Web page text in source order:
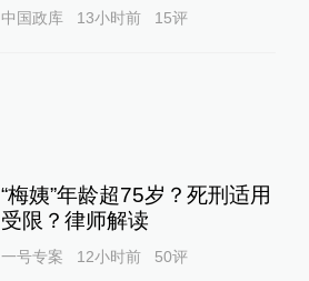
中国政库 13小时前 15评
“梅姨”年龄超75岁？死刑适用
受限？律师解读
一号专案 12小时前 50评